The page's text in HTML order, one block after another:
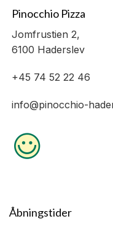
Pinocchio Pizza
Jomfrustien 2,
6100 Haderslev
+45 74 52 22 46
info@pinocchio-
Åbningstider